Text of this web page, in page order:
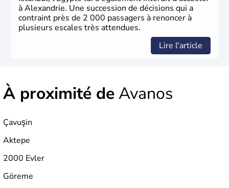
à Alexandrie. Une succession de décisions qui a
contraint près de 2 000 passagers à renoncer à
plusieurs escales très attendues.
Lire l'article
À proximité deAvanos
Çavuşin
Aktepe
2000 Evler
Göreme